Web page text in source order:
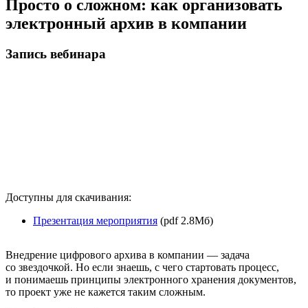
Просто о сложном: как организовать
электронный архив в компании
Запись вебинара
Доступны для скачивания:
Презентация мероприятия (pdf 2.8Мб)
Внедрение цифрового архива в компании — задача
со звездочкой. Но если знаешь, с чего стартовать процесс,
и понимаешь принципы электронного хранения документов,
то проект уже не кажется таким сложным.